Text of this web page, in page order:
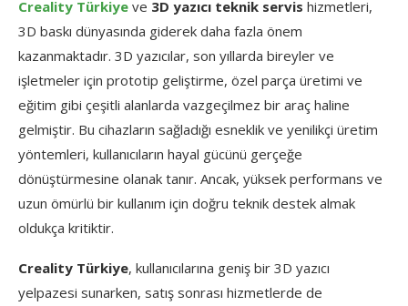
Creality Türkiye ve 3D yazıcı teknik servis hizmetleri,
3D baskı dünyasında giderek daha fazla önem
kazanmaktadır. 3D yazıcılar, son yıllarda bireyler ve
işletmeler için prototip geliştirme, özel parça üretimi ve
eğitim gibi çeşitli alanlarda vazgeçilmez bir araç haline
gelmiştir. Bu cihazların sağladığı esneklik ve yenilikçi üretim
yöntemleri, kullanıcıların hayal gücünü gerçeğe
dönüştürmesine olanak tanır. Ancak, yüksek performans ve
uzun ömürlü bir kullanım için doğru teknik destek almak
oldukça kritiktir.
Creality Türkiye, kullanıcılarına geniş bir 3D yazıcı
yelpazesi sunarken, satış sonrası hizmetlerde de